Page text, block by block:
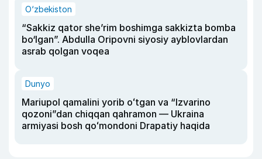
O‘zbekiston
“Sakkiz qator she’rim boshimga sakkizta bomba
bo‘lgan”. Abdulla Oripovni siyosiy ayblovlardan
asrab qolgan voqea
Dunyo
Mariupol qamalini yorib oʻtgan va “Izvarino
qozoni”dan chiqqan qahramon — Ukraina
armiyasi bosh qoʻmondoni Drapatiy haqida